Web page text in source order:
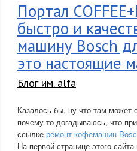
Портал
быстро и
машину Bosch
это настоящие
Блог им. alfa
Казалось бы, ну что там может
почему-то догадываюсь, что
ссылке ремонт кофемашин
На первой странице этого